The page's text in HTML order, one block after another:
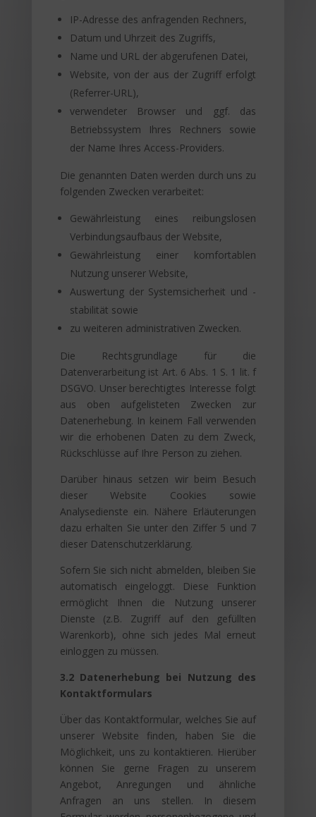
IP-Adresse des anfragenden Rechners,
Datum und Uhrzeit des Zugriffs,
Name und URL der abgerufenen Datei,
Website, von der aus der Zugriff erfolgt
(Referrer-URL),
verwendeter Browser und ggf. das
Betriebssystem Ihres Rechners sowie
der Name Ihres Access-Providers.
Die genannten Daten werden durch uns zu
folgenden Zwecken verarbeitet:
Gewährleistung eines reibungslosen
Verbindungsaufbaus der Website,
Gewährleistung einer komfortablen
Nutzung unserer Website,
Auswertung der Systemsicherheit und -
stabilität sowie
zu weiteren administrativen Zwecken.
Die Rechtsgrundlage für die
Datenverarbeitung ist Art. 6 Abs. 1 S. 1 lit. f
DSGVO. Unser berechtigtes Interesse folgt
aus oben aufgelisteten Zwecken zur
Datenerhebung. In keinem Fall verwenden
wir die erhobenen Daten zu dem Zweck,
Rückschlüsse auf Ihre Person zu ziehen.
Darüber hinaus setzen wir beim Besuch
dieser Website Cookies sowie
Analysedienste ein. Nähere Erläuterungen
dazu erhalten Sie unter den Ziffer 5 und 7
dieser Datenschutzerklärung.
Sofern Sie sich nicht abmelden, bleiben Sie
automatisch eingeloggt. Diese Funktion
ermöglicht Ihnen die Nutzung unserer
Dienste (z.B. Zugriff auf den gefüllten
Warenkorb), ohne sich jedes Mal erneut
einloggen zu müssen.
3.2 Datenerhebung bei Nutzung des
Kontaktformulars
Über das Kontaktformular, welches Sie auf
unserer Website finden, haben Sie die
Möglichkeit, uns zu kontaktieren. Hierüber
können Sie gerne Fragen zu unserem
Angebot, Anregungen und ähnliche
Anfragen an uns stellen. In diesem